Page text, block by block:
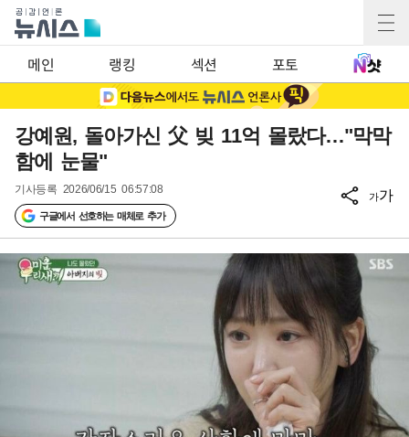
메인 랭킹 섹션 포토
강예원, 돌아가신 父 빚 11억 몰랐다…"막막
함에 눈물"
기사등록 2026/06/15 06:57:08
구글에서 선호하는 매체로 추가
가가